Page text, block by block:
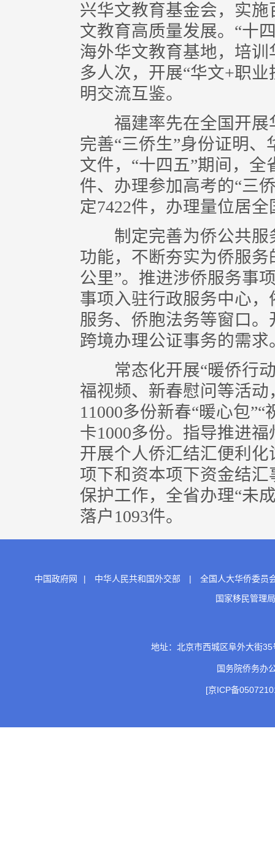
兴华文教育基金会，实
文教育高质量发展。“十
海外华文教育基地，培训
多人次，开展“华文+职
明交流互鉴。
福建率先在全国开展
完善“三侨生”身份证明
文件，“十四五”期间，
件、办理参加高考的“三
定7422件，办理量位居
制定完善为侨公共服
功能，不断夯实为侨服
公里”。推进涉侨服务事
事项入驻行政服务中心
服务、侨胞法务等窗口
跨境办理公证事务的需求
常态化开展“暖侨行动
福视频、新春慰问等活
11000多份新春“暖心包
卡1000多份。指导推进
开展个人侨汇结汇便利
项下和资本项下资金结
保护工作，全省办理“未
落户1093件。
中国政府网 | 中华人民共和国外交部 |
全国人大华侨委员
国家移民管理局
地址：北京市西城区阜外大街
国务院侨务
[京ICP备